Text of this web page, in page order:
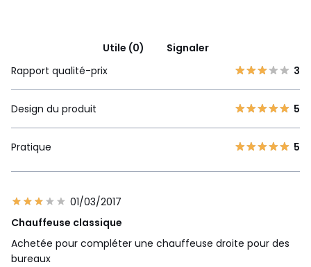
Utile (0)
Signaler
Rapport qualité-prix
3
Design du produit 5
Pratique 5
01/03/2017
Chauffeuse classique
Achetée pour compléter une chauffeuse droite pour des
bureaux